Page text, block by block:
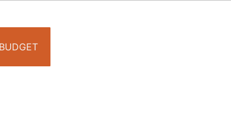
BUDGET